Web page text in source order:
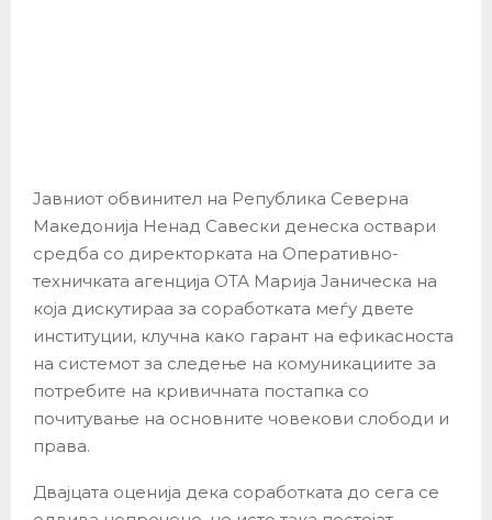
Јавниот обвинител на Република Северна
Македонија Ненад Савески денеска оствари
средба со директорката на Оперативно-
техничката агенција ОТА Марија Јаническа на
која дискутираа за соработката меѓу двете
институции, клучна како гарант на ефикасноста
на системот за следење на комуникациите за
потребите на кривичната постапка со
почитување на основните човекови слободи и
права.
Двајцата оценија дека соработката до сега се